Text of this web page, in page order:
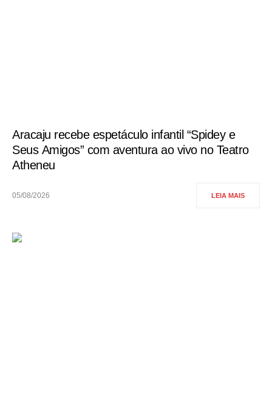
Aracaju recebe espetáculo infantil “Spidey e
Seus Amigos” com aventura ao vivo no Teatro
Atheneu
05/08/2026 LEIA MAIS